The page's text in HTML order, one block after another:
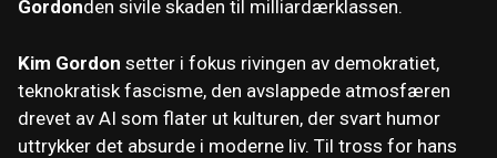
Gordonden sivile skaden til milliardærklassen.
Kim Gordon setter i fokus rivingen av demokratiet,
teknokratisk fascisme, den avslappede atmosfæren
drevet av AI som flater ut kulturen, der svart humor
uttrykker det absurde i moderne liv. Til tross for hans